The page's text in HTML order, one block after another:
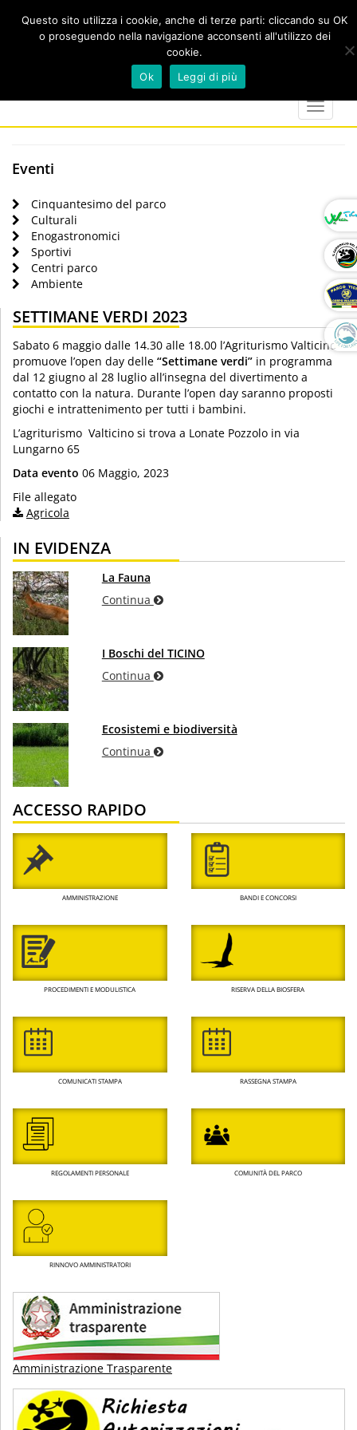
marker
calendar
Toggle
Eventi
Cinquantesimo del parco
Culturali
Enogastronomici
Sportivi
Centri parco
Ambiente
SETTIMANE VERDI 2023
Sabato 6 maggio dalle 14.30 alle 18.00 l’Agriturismo Valticino
promuove l’open day delle “Settimane verdi” in programma
dal 12 giugno al 28 luglio all’insegna del divertimento a
contatto con la natura. Durante l’open day saranno proposti
giochi e intrattenimento per tutti i bambini.
L’agriturismo Valticino si trova a Lonate Pozzolo in via
Lungarno 65
Data evento 06 Maggio, 2023
File allegato
Agricola
IN EVIDENZA
La Fauna
Continua
I Boschi del TICINO
Continua
Ecosistemi e biodiversità
Continua
ACCESSO RAPIDO
AMMINISTRAZIONE BANDI E CONCORSI
PROCEDIMENTI E MODULISTICA RISERVA DELLA BIOSFERA
COMUNICATI STAMPA RASSEGNA STAMPA
REGOLAMENTI PERSONALE COMUNITÀ DEL PARCO
RINNOVO AMMINISTRATORI
Amministrazione Trasparente
Questo sito utilizza i cookie, anche di terze parti: cliccando su OK
o proseguendo nella navigazione acconsenti all'utilizzo dei
cookie.
Ok
Leggi di più